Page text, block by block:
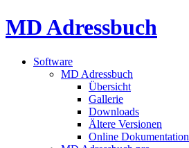
MD Adressbuch
Software
MD Adressbuch
Übersicht
Gallerie
Downloads
Ältere Versionen
Online Dokumentation